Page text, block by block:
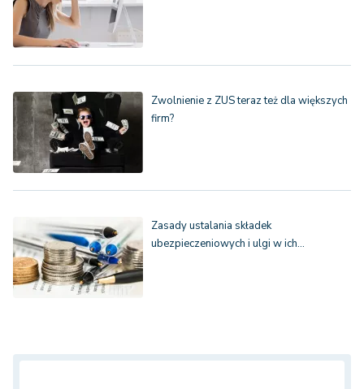
Zwolnienie z ZUS teraz też dla większych
firm?
Zasady ustalania składek
ubezpieczeniowych i ulgi w ich…